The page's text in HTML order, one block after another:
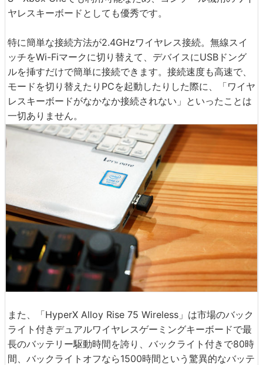
ヤレスキーボードとしても優秀です。
特に簡単な接続方法が2.4GHzワイヤレス接続。無線スイ
ッチをWi-Fiマークに切り替えて、デバイスにUSBドング
ルを挿すだけで簡単に接続できます。接続速度も高速で、
モードを切り替えたりPCを起動したりした際に、「ワイヤ
レスキーボードがなかなか接続されない」といったことは
一切ありません。
また、「HyperX Alloy Rise 75 Wireless」は市場のバック
ライト付きデュアルワイヤレスゲーミングキーボードで最
長のバッテリー駆動時間を誇り、バックライト付きで80時
間、バックライトオフなら1500時間という驚異的なバッテ